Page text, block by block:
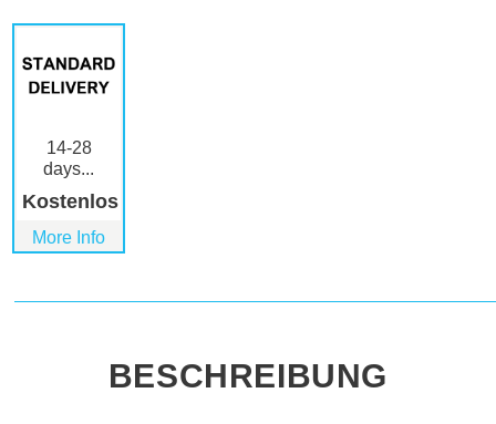
14-28
days...
Kostenlos
More Info
BESCHREIBUNG